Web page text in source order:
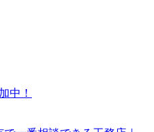
中！